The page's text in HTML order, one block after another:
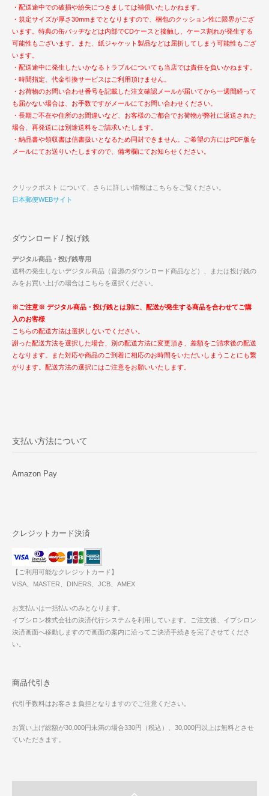
・配送途中での破損や紛失につきましては補償いたしかねます。
・規定サイズが厚さ30mmまでとなりますので、梱包のクッション性に限界がござ
います。特典の缶バッヂなどは内部でCDケースと接触し、ケース割れが発生する
可能性もございます。また、紙ジャケット製品などは屈折してしまう可能性もござ
います。
・配送途中に発生したいかなるトラブルについても当店では責任を負いかねます。
・時間指定、代金引換サービスはご利用頂けません。
・お荷物のお問い合わせ番号を記載した注文確認メールが届いてから一週間経って
も届かない場合は、お手数ですがメールにてお問い合わせください。
・長期ご不在や住所のお間違いなど、お客様のご都合でお荷物が弊社に返送された
場合、再発送には別途送料をご請求いたします。
・納品書や領収書は信書扱いとなるため同封できません。ご希望の方にはPDF版を
メールにてお送りいたしますので、備考欄にてお知らせください。
クリックポスト について、さらに詳しい情報はこちらをご覧ください。
日本郵便WEBサイト
ダウンロード / 投げ銭
デジタル商品・投げ銭専用
送料の発生しないデジタル商品（音源のダウンロード商品など）、または投げ銭の
みをお買い上げの場合はこちらを選択ください。
※ご注意※ デジタル商品・投げ銭とは別に、配送が発生する商品を合わせてご購
入のお客様
こちらの配送方法は選択しないでください。
謝った配送方法を選択した場合、別の配送方法に変更頂き、差額をご請求後の配送
となります。また対応や商品のご到着に相応のお時間をいただいしまうことにも繋
がります。配送方法の選択にはご注意をお願いいたします。
支払い方法について
Amazon Pay
クレジットカード決済
【ご利用可能なクレジットカード】
VISA、MASTER、DINERS、JCB、AMEX
お支払いは一括払いのみとなります。
イプシロン株式会社の決済代行システムを利用しています。ご注文後、イプシロン
決済画面へ移動しますので画面の案内に沿ってご決済手続きを完了させてくださ
い。
商品代引き
代引手数料はお客さま負担となりますのでご注意ください。
お買い上げ総額が30,000円未満の場合330円（税込）、30,000円以上は無料とさせ
ていただきます。